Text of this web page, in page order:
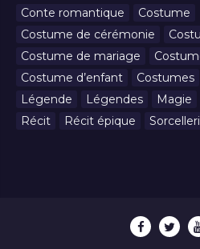
Conte romantique
Costume
Costume de cérémonie
Costume de mariage
Costume d’enfant
Costumes
Légende
Légendes Magie
Récit
Récit épique